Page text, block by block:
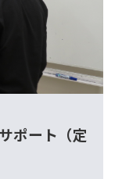
ポート（定